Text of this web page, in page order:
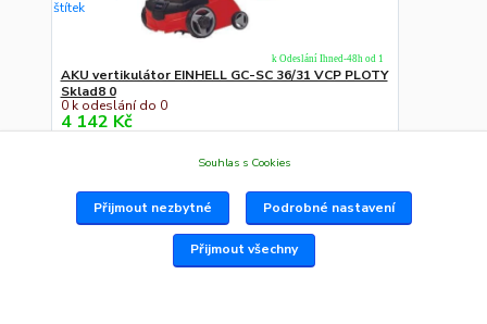
AKU vertikulátor EINHELL GC-SC 36/31 VCP PLOTY
Sklad8 0
0 k odeslání do 0
4 142 Kč
k Odeslání Ihned-48h od 1
NADROZMĚR NA ADRESU
Na Adresu,Výd.místo,Boxu
Souhlas s Cookies
Přijmout nezbytné Podrobné nastavení
Přijmout všechny